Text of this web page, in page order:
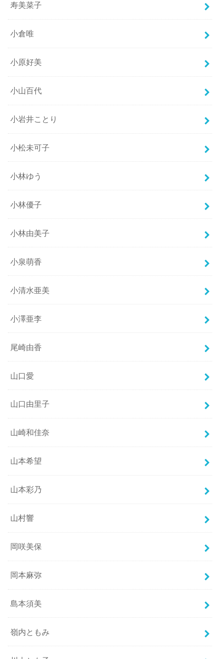
寿美菜子
小倉唯
小原好美
小山百代
小岩井ことり
小松未可子
小林ゆう
小林優子
小林由美子
小泉萌香
小清水亜美
小澤亜李
尾崎由香
山口愛
山口由里子
山崎和佳奈
山本希望
山本彩乃
山村響
岡咲美保
岡本麻弥
島本須美
嶺内ともみ